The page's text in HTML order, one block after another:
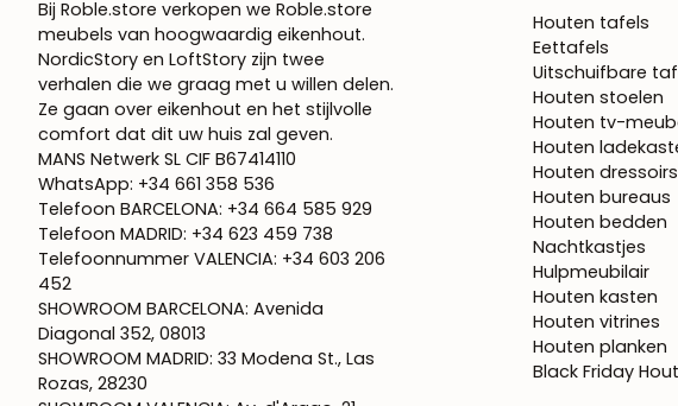
Bij Roble.store verkopen we Roble.store
meubels van hoogwaardig eikenhout.
NordicStory en LoftStory zijn twee
verhalen die we graag met u willen delen.
Ze gaan over eikenhout en het stijlvolle
comfort dat dit uw huis zal geven.
MANS Netwerk SL CIF B67414110
WhatsApp: +34 661 358 536
Telefoon BARCELONA: +34 664 585 929
Telefoon MADRID: +34 623 459 738
Telefoonnummer VALENCIA: +34 603 206
452
SHOWROOM BARCELONA: Avenida
Diagonal 352, 08013
SHOWROOM MADRID: 33 Modena St., Las
Rozas, 28230
Houten tafels
Eettafels
Uitschuifbare
Houten stoelen
Houten tv-
Houten
Houten dressoirs
Houten bureaus
Houten bedden
Nachtkastjes
Hulpmeubilair
Houten kasten
Houten vitrines
Houten planken
Black Friday